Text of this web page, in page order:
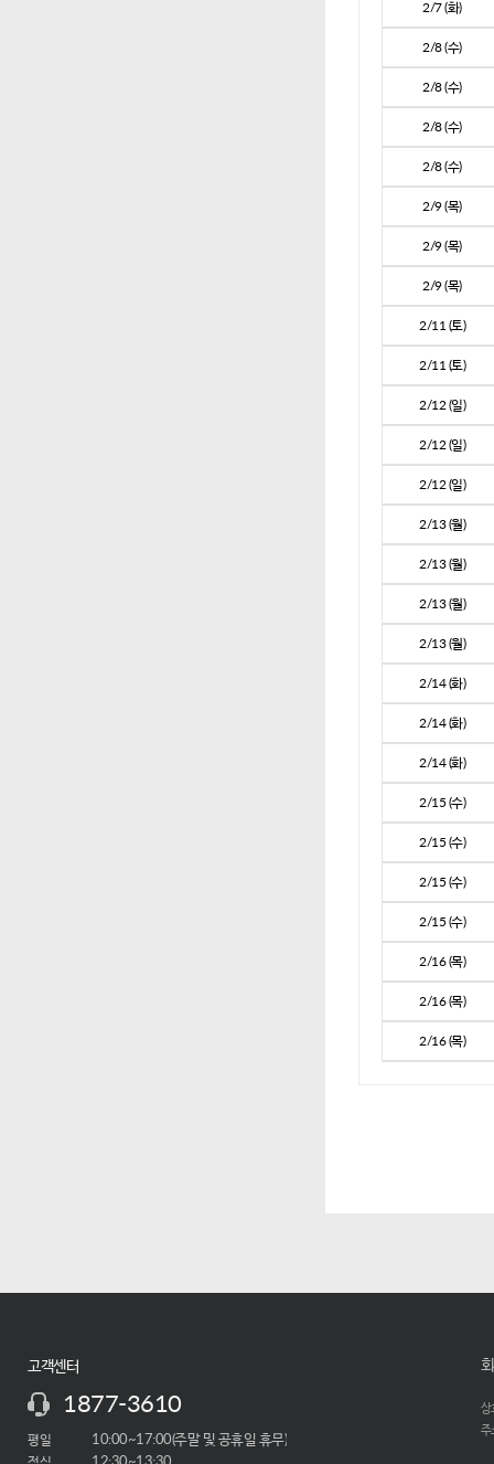
2/7 (화)
2/8 (수)
2/8 (수)
2/8 (수)
2/8 (수)
2/9 (목)
2/9 (목)
2/9 (목)
2/11 (토)
2/11 (토)
2/12 (일)
2/12 (일)
2/12 (일)
2/13 (월)
2/13 (월)
2/13 (월)
2/13 (월)
2/14 (화)
2/14 (화)
2/14 (화)
2/15 (수)
2/15 (수)
2/15 (수)
2/15 (수)
2/16 (목)
2/16 (목)
2/16 (목)
고객센터
1877-3610
평일 10:00~17:00(주말 및 공휴일 휴무)
상
주